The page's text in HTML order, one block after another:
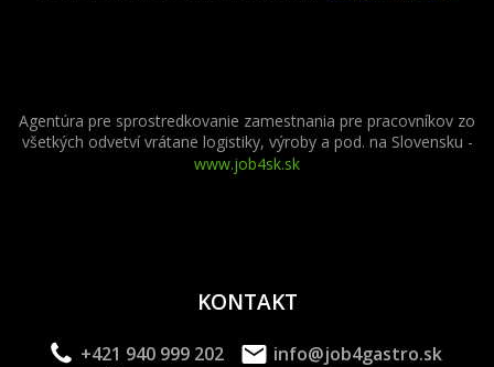
Agentúra pre sprostredkovanie zamestnania pre pracovníkov zo
všetkých odvetví vrátane logistiky, výroby a pod. na Slovensku -
www.job4sk.sk
KONTAKT
+421 940 999 202
info@job4gastro.sk